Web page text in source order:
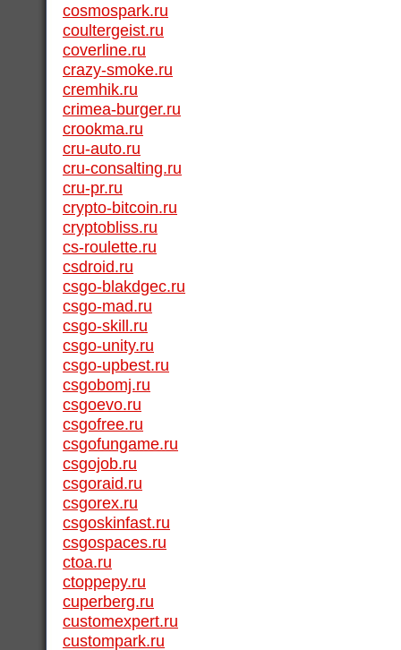
cosmospark.ru
coultergeist.ru
coverline.ru
crazy-smoke.ru
cremhik.ru
crimea-burger.ru
crookma.ru
cru-auto.ru
cru-consalting.ru
cru-pr.ru
crypto-bitcoin.ru
cryptobliss.ru
cs-roulette.ru
csdroid.ru
csgo-blakdgec.ru
csgo-mad.ru
csgo-skill.ru
csgo-unity.ru
csgo-upbest.ru
csgobomj.ru
csgoevo.ru
csgofree.ru
csgofungame.ru
csgojob.ru
csgoraid.ru
csgorex.ru
csgoskinfast.ru
csgospaces.ru
ctoa.ru
ctoppepy.ru
cuperberg.ru
customexpert.ru
custompark.ru